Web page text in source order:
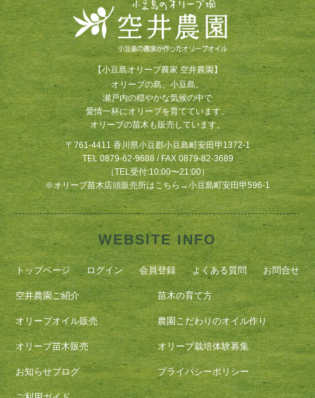
【小豆島オリーブ農家 空井農園】
オリーブの島、小豆島。
瀬戸内の穏やかな気候の中で
愛情一杯にオリーブを育てています。
オリーブの苗木も販売しています。
〒761-4411 香川県小豆郡小豆島町安田甲1372-1
TEL 0879-62-9688 / FAX 0879-82-3689
（TEL受付:10:00〜21:00）
※オリーブ苗木店頭販売所はこちら→小豆島町安田甲596-1
WEBSITE INFO
トップページ ログイン 会員登録 よくある質問 お問合せ
空井農園ご紹介
オリーブオイル販売
オリーブ苗木販売
お知らせブログ
苗木の育て方
農園こだわりのオイル作り
オリーブ栽培体験募集
プライバシーポリシー